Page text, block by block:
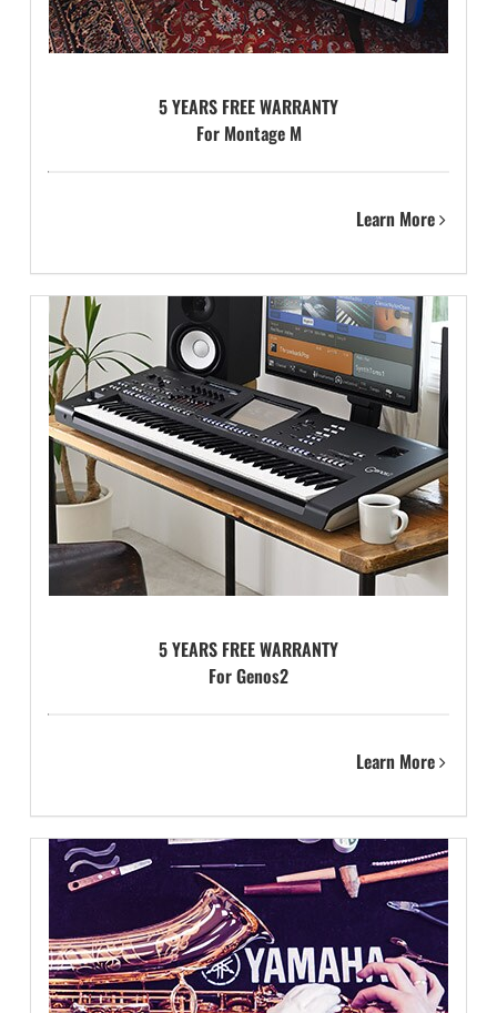
5 YEARS FREE WARRANTY
For Montage M
Learn More
5 YEARS FREE WARRANTY
For Genos2
Learn More